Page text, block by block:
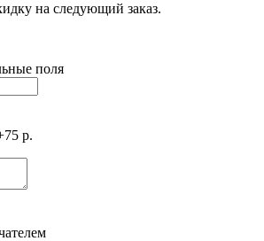
на следующий заказ.
поля
р.